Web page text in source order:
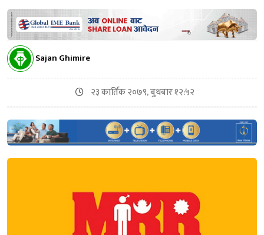
Sajan Ghimire
२३ कार्तिक २०७९, बुधबार १२:५२